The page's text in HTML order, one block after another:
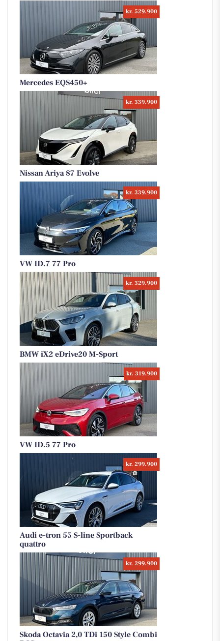
kr. 529.900
Mercedes EQS450+
kr. 339.900
Nissan Ariya 87 Evolve
kr. 339.900
VW ID.7 77 Pro
kr. 329.900
BMW iX2 eDrive20 M-Sport
kr. 319.900
VW ID.5 77 Pro
kr. 299.900
Audi e-tron 55 S-line Sportback
quattro
kr. 299.900
Skoda Octavia 2,0 TDi 150 Style Combi